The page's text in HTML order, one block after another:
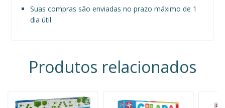
Suas compras são enviadas no prazo máximo de 1
dia útil
Produtos relacionados